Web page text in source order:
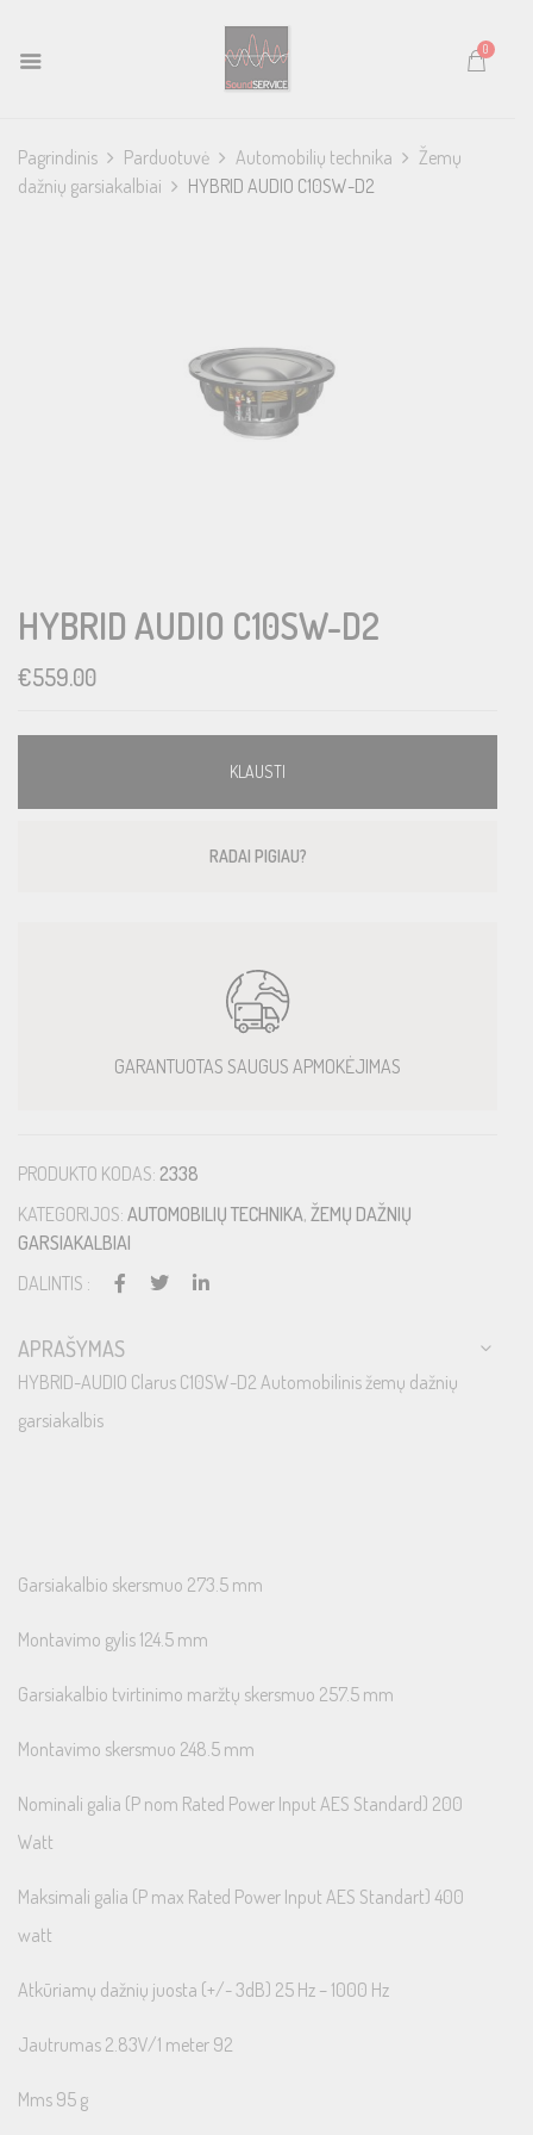
0
Pagrindinis Parduotuvė Automobilių technika
Žemų
dažnių garsiakalbiai
HYBRID AUDIO C10SW-D2
HYBRID AUDIO C10SW-D2
€559.00
KLAUSTI
RADAI PIGIAU?
GARANTUOTAS SAUGUS APMOKĖJIMAS
PRODUKTO KODAS: 2338
KATEGORIJOS: AUTOMOBILIŲ TECHNIKA, ŽEMŲ DAŽNIŲ
GARSIAKALBIAI
DALINTIS :
APRAŠYMAS
HYBRID-AUDIO Clarus C10SW-D2 Automobilinis žemų dažnių
garsiakalbis
Garsiakalbio skersmuo 273.5 mm
Montavimo gylis 124.5 mm
Garsiakalbio tvirtinimo maržtų skersmuo 257.5 mm
Montavimo skersmuo 248.5 mm
Nominali galia (P nom Rated Power Input AES Standard) 200
Watt
Maksimali galia (P max Rated Power Input AES Standart) 400
watt
Atkūriamų dažnių juosta (+/- 3dB) 25 Hz – 1000 Hz
Jautrumas 2.83V/1 meter 92
Mms 95 g